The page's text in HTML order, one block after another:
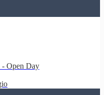
- Open Day